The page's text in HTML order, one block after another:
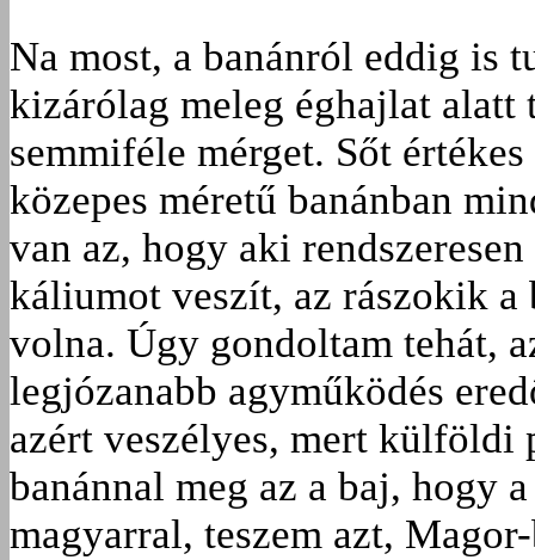
Na most, a banánról eddig is
kizárólag meleg éghajlat alatt
semmiféle mérget. Sőt
közepes méretű banánban
van az, hogy aki
káliumot veszít, az rászokik
volna. Úgy gondoltam tehát,
legjózanabb agyműködés
azért veszélyes, mert külföldi
banánnal meg az a baj, hogy
magyarral, teszem azt,